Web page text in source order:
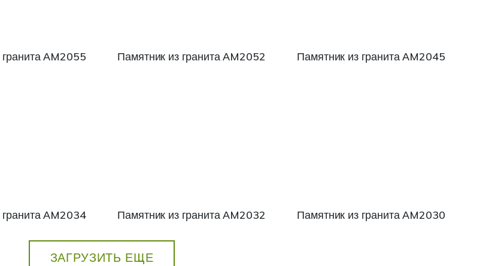
АM2055 Памятник из гранита АM2052 Памятник из гранита АM2045
АM2034 Памятник из гранита АM2032 Памятник из гранита АM2030
ЗАГРУЗИТЬ ЕЩЕ